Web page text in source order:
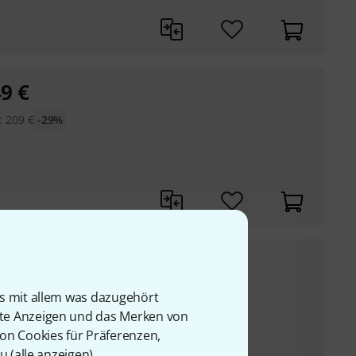
mit allem was dazugehört
Anzeigen und das Merken von
Cookies für Präferenzen,
€
209 € -29%
2017/2018
Zeder
UVP:329 € -26%